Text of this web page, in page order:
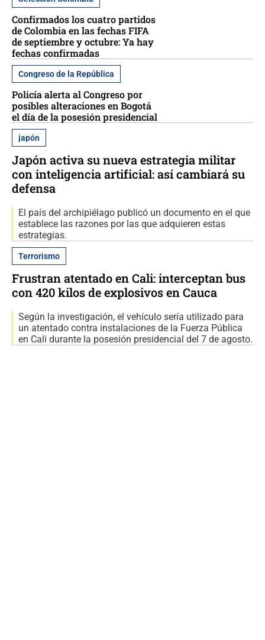
Confirmados los cuatro partidos
de Colombia en las fechas FIFA
de septiembre y octubre: Ya hay
fechas confirmadas
Congreso de la República
Policía alerta al Congreso por
posibles alteraciones en Bogotá
el día de la posesión presidencial
japón
Japón activa su nueva estrategia militar
con inteligencia artificial: así cambiará su
defensa
El país del archipiélago publicó un documento en el que
establece las razones por las que adquieren estas
estrategias.
Terrorismo
Frustran atentado en Cali: interceptan bus
con 420 kilos de explosivos en Cauca
Según la investigación, el vehículo sería utilizado para
un atentado contra instalaciones de la Fuerza Pública
en Cali durante la posesión presidencial del 7 de agosto.